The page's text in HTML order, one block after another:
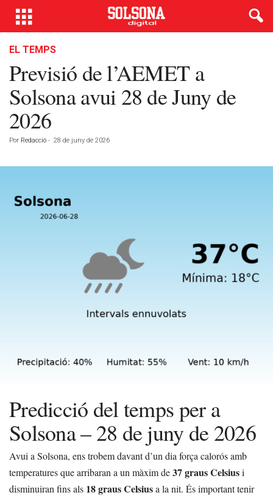
EL TEMPS
Previsió de l’AEMET a
Solsona avui 28 de Juny de
2026
Por Redacció - 28 de juny de 2026
Predicció del temps per a
Solsona – 28 de juny de 2026
Avui a Solsona, ens trobem davant d’un dia força calorós amb
temperatures que arribaran a un màxim de37 graus Celsiusi
disminuiran fins als 18 graus Celsiusa la nit. És important tenir